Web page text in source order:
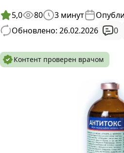
5,0 80 3 минут
Обновлено: 26.02.2026
0
Контент проверен врачом